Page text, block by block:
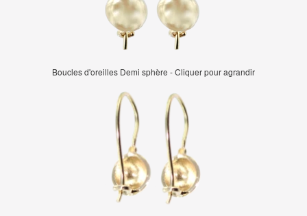
Boucles d'oreilles Demi sphère - Cliquer pour agrandir